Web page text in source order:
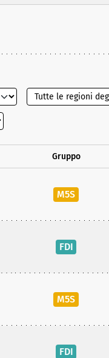
Gruppo
M5S
FDI
M5S
FDI